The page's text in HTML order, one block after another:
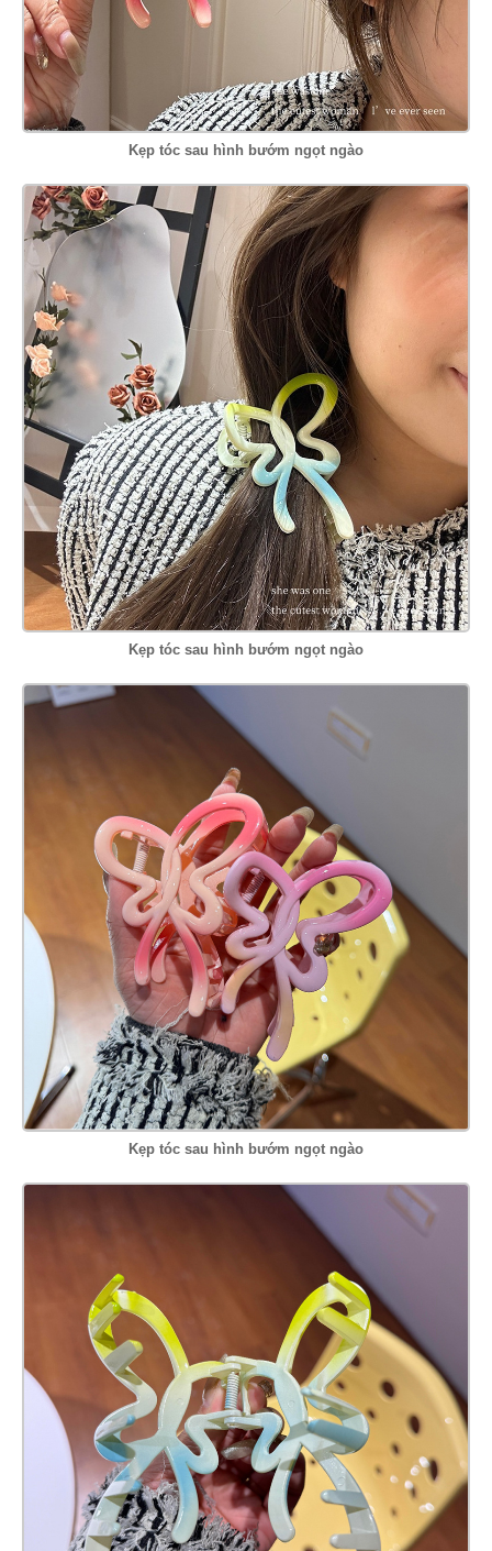
Kẹp tóc sau hình bướm ngọt ngào
Kẹp tóc sau hình bướm ngọt ngào
Kẹp tóc sau hình bướm ngọt ngào